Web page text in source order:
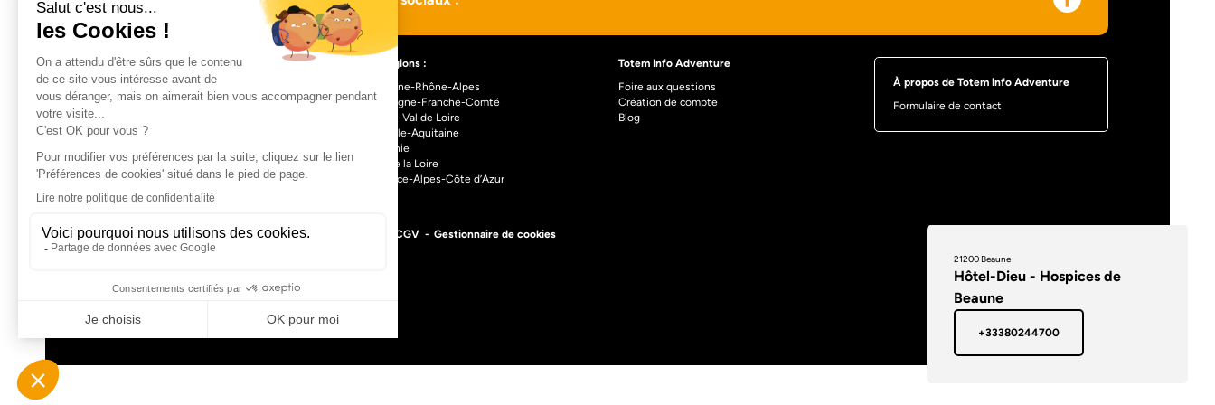
21200 Beaune
Hôtel-Dieu - Hospices de
Beaune
+33380244700
L’aventure à portée de clic !
Les régions :
Auvergne-Rhône-Alpes
Bourgogne-Franche-Comté
Centre-Val de Loire
Nouvelle-Aquitaine
Occitanie
Pays de la Loire
Provence-Alpes-Côte d’Azur
Totem Info Adventure
Foire aux questions
Création de compte
Blog
À propos de Totem info Adventure
Formulaire de contact
CGU Mentions légales Politique de confidentialité CGV Gestionnaire de cookies